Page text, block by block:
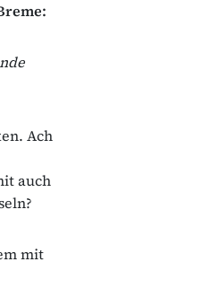
Ach
auch
mit